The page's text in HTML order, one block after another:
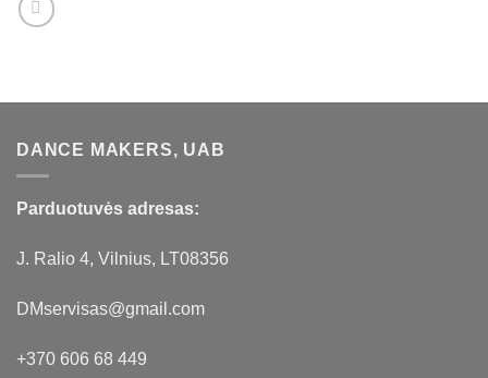
DANCE MAKERS, UAB
Parduotuvės adresas:
J. Ralio 4, Vilnius, LT08356
DMservisas@gmail.com
+370 606 68 449